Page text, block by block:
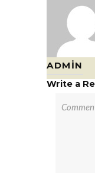
ADMIN
Write a